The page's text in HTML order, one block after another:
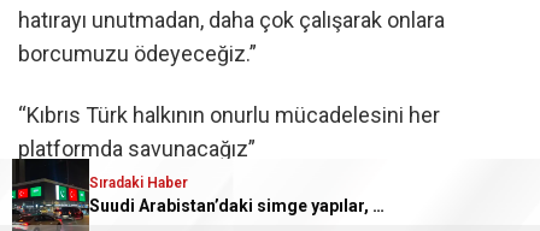
hatırayı unutmadan, daha çok çalışarak onlara
borcumuzu ödeyeceğiz.”
“Kıbrıs Türk halkının onurlu mücadelesini her
platformda savunacağız”
Kıbrıs Türk halkının mücadelesini her platformda
Sıradaki Haber
Suudi Arabistan’daki simge yapılar, Türkiye, Pakistan ve Suudi Arabistan bayraklarıyla ışıklandırıldı